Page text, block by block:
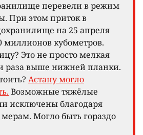
перевели в режим
При этом приток в
на 25 апреля
миллионов кубометров.
Это не просто мелкая
раза выше нижней планки.
Астану могло
Возможные тяжёлые
исключены благодаря
Могло быть гораздо